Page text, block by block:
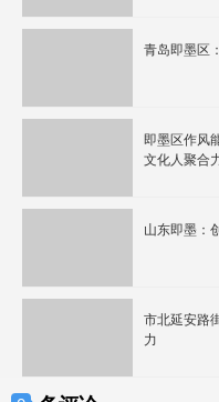
青岛即墨区
即墨区作风
文化人聚合
山东即墨：
市北延安路
力